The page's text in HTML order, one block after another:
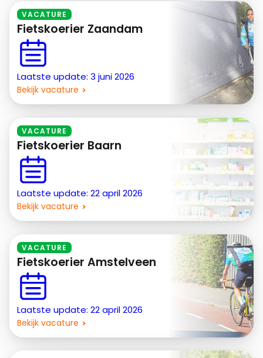
VACATURE
Fietskoerier Zaandam
Laatste update: 3 juni 2026
Bekijk vacature
VACATURE
Fietskoerier Baarn
Laatste update: 22 april 2026
Bekijk vacature
VACATURE
Fietskoerier Amstelveen
Laatste update: 22 april 2026
Bekijk vacature